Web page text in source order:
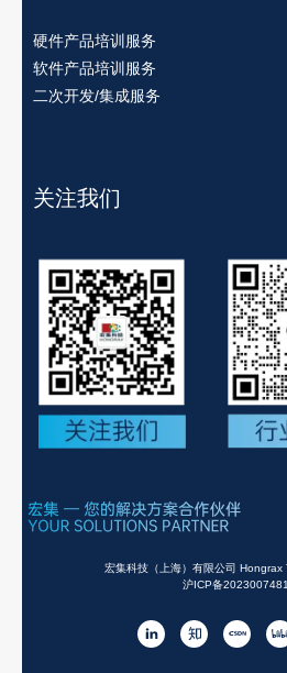
硬件产品培训服务
软件产品培训服务
二次开发/集成服务
关注我们
宏集科技（上海）有限公司
沪ICP备